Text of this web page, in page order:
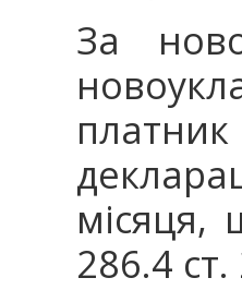
За
місяця,
286.4